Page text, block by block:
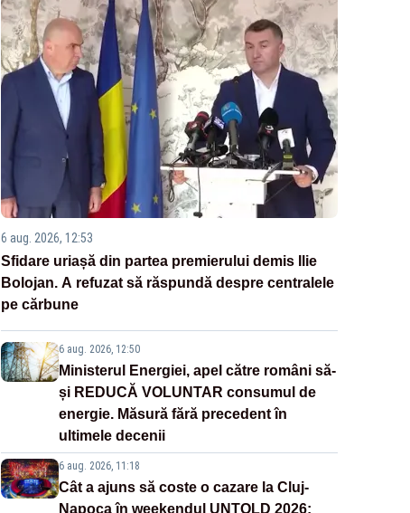
6 aug. 2026, 12:53
Sfidare uriașă din partea premierului demis Ilie
Bolojan. A refuzat să răspundă despre centralele
pe cărbune
6 aug. 2026, 12:50
Ministerul Energiei, apel către români să-
și REDUCĂ VOLUNTAR consumul de
energie. Măsură fără precedent în
ultimele decenii
6 aug. 2026, 11:18
Cât a ajuns să coste o cazare la Cluj-
Napoca în weekendul UNTOLD 2026: